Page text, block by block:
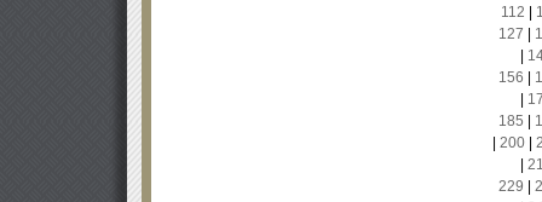
112
127
156
185
200|
229